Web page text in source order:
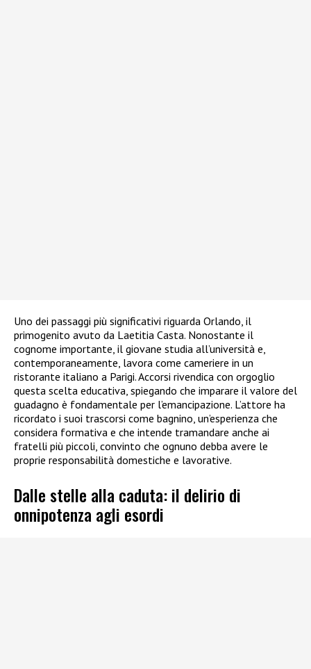
Uno dei passaggi più significativi riguarda Orlando, il
primogenito avuto da Laetitia Casta. Nonostante il
cognome importante, il giovane studia all’università e,
contemporaneamente, lavora come cameriere in un
ristorante italiano a Parigi. Accorsi rivendica con orgoglio
questa scelta educativa, spiegando che imparare il valore del
guadagno è fondamentale per l’emancipazione. L’attore ha
ricordato i suoi trascorsi come bagnino, un’esperienza che
considera formativa e che intende tramandare anche ai
fratelli più piccoli, convinto che ognuno debba avere le
proprie responsabilità domestiche e lavorative.
Dalle stelle alla caduta: il delirio di
onnipotenza agli esordi